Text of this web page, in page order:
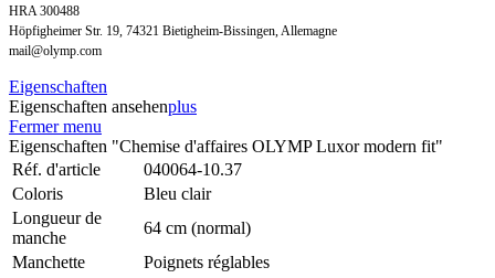
HRA 300488
Höpfigheimer Str. 19, 74321 Bietigheim-Bissingen, Allemagne
mail@olymp.com
Eigenschaften
Eigenschaften ansehenplus
Fermer menu
Eigenschaften "Chemise d'affaires OLYMP Luxor modern fit"
Réf. d'article
040064-10.37
Coloris
Bleu clair
Longueur de
manche
64 cm (normal)
Manchette
Poignets réglables